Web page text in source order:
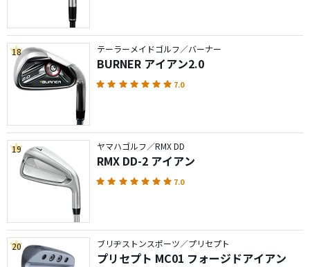
18 テーラーメイドゴルフ／バーナー
BURNER アイアン2.0
7.0
19 ヤマハゴルフ／RMX DD
RMX DD-2 アイアン
7.0
20 ブリヂストンスポーツ／プリセプト
プリセプト MC01 フォージドアイアン